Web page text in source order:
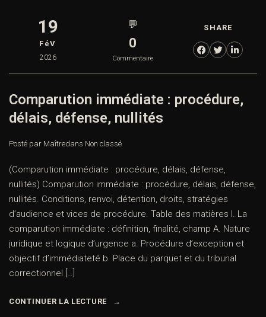
19
FéV
2026
💬
0
Commentaire
SHARE
Comparution immédiate : procédure,
délais, défense, nullités
Posté par Maîtredans Non classé
(Comparution immédiate : procédure, délais, défense,
nullités) Comparution immédiate : procédure, délais, défense,
nullités. Conditions, renvoi, détention, droits, stratégies
d’audience et vices de procédure. Table des matières I. La
comparution immédiate : définition, finalité, champ A. Nature
juridique et logique d’urgence a. Procédure d’exception et
objectif d’immédiateté b. Place du parquet et du tribunal
correctionnel […]
CONTINUER LA LECTURE